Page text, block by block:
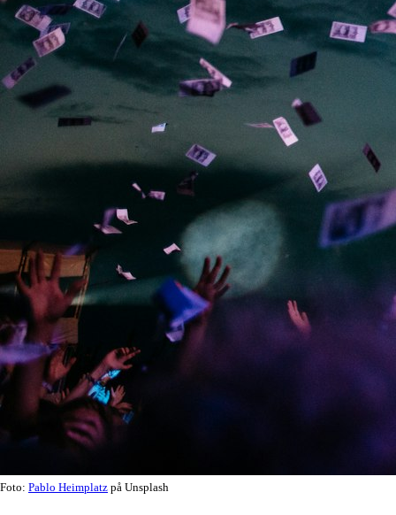
Foto: Pablo Heimplatz på Unsplash